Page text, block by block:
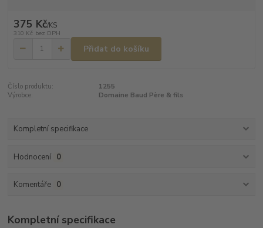
375 Kč/KS
310 Kč bez DPH
Přidat do košíku
Číslo produktu:
1255
Výrobce:
Domaine Baud Père & fils
Kompletní specifikace
Hodnocení 0
Komentáře 0
Kompletní specifikace